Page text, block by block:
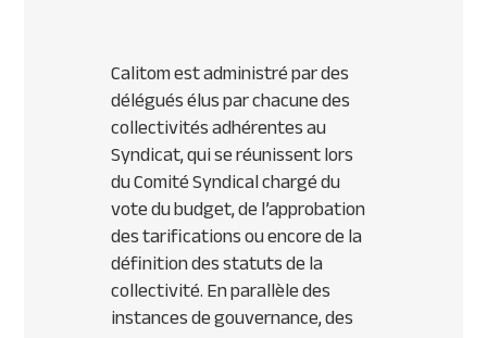
Calitom est administré par des
délégués élus par chacune des
collectivités adhérentes au
Syndicat, qui se réunissent lors
du Comité Syndical chargé du
vote du budget, de l’approbation
des tarifications ou encore de la
définition des statuts de la
collectivité. En parallèle des
instances de gouvernance, des